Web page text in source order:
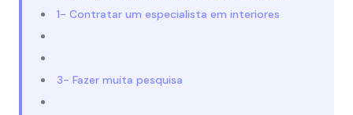
1- Contratar um especialista em interiores
3- Fazer muita pesquisa